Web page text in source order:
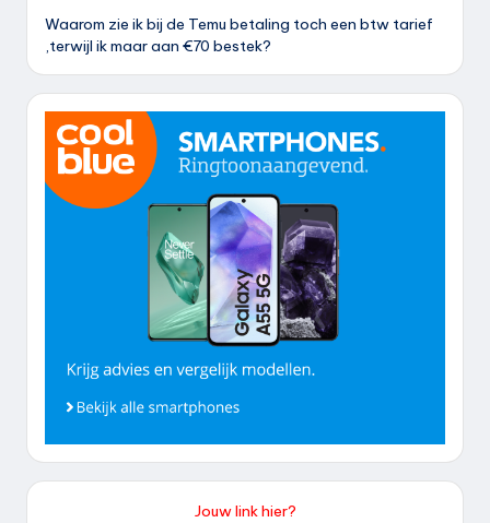
Waarom zie ik bij de Temu betaling toch een btw tarief
,terwijl ik maar aan €70 bestek?
Jouw link hier?